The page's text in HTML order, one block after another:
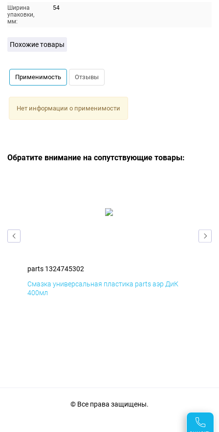
Ширина
упаковки,
мм:
54
Похожие товары
Применимость Отзывы
Нет информации о применимости
Обратите внимание на сопутствующие товары:
parts 1324745302
Смазка универсальная пластика parts аэр ДиК
400мл
© Все права защищены.